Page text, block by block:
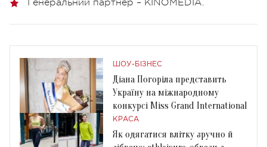
Генеральний партнер – KINOMEDIA.
ШОУ-БІЗНЕС
Діана Погоріла представить
Україну на міжнародному
конкурсі Miss Grand International
КРАСА
Як одягатися влітку зручно й